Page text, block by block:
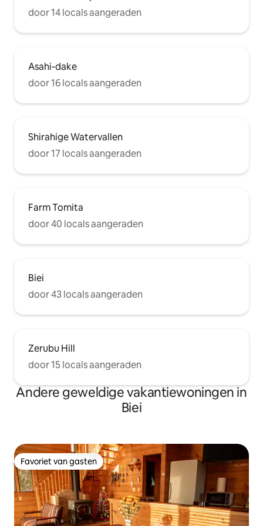
door 14 locals aangeraden
Asahi-dake
door 16 locals aangeraden
Shirahige Watervallen
door 17 locals aangeraden
Farm Tomita
door 40 locals aangeraden
Biei
door 43 locals aangeraden
Zerubu Hill
door 15 locals aangeraden
Andere geweldige vakantiewoningen in
Biei
Favoriet van gasten
Favoriet van gasten